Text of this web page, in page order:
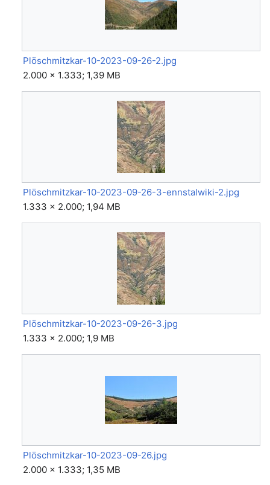
Plöschmitzkar-10-2023-09-26-2.jpg
2.000 × 1.333; 1,39 MB
Plöschmitzkar-10-2023-09-26-3-ennstalwiki-2.jpg
1.333 × 2.000; 1,94 MB
Plöschmitzkar-10-2023-09-26-3.jpg
1.333 × 2.000; 1,9 MB
Plöschmitzkar-10-2023-09-26.jpg
2.000 × 1.333; 1,35 MB